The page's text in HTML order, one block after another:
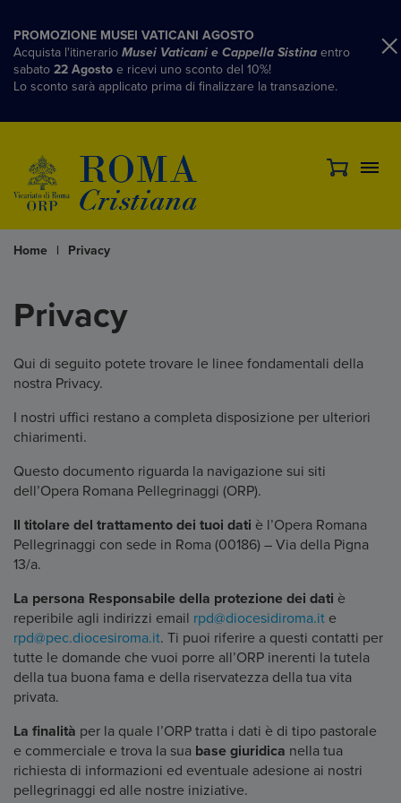
PROMOZIONE MUSEI VATICANI AGOSTO
Acquista l'itinerario Musei Vaticani e Cappella Sistina entro
sabato 22 Agosto e ricevi uno sconto del 10%!
Lo sconto sarà applicato prima di finalizzare la transazione.
Home | Privacy
Privacy
Qui di seguito potete trovare le linee fondamentali della
nostra Privacy.
I nostri uffici restano a completa disposizione per ulteriori
chiarimenti.
Questo documento riguarda la navigazione sui siti
dell’Opera Romana Pellegrinaggi (ORP).
Il titolare del trattamento dei tuoi dati è l’Opera Romana
Pellegrinaggi con sede in Roma (00186) – Via della Pigna
13/a.
La persona Responsabile della protezione dei dati è
reperibile agli indirizzi email rpd@diocesidiroma.it e
rpd@pec.diocesiroma.it. Ti puoi riferire a questi contatti per
tutte le domande che vuoi porre all’ORP inerenti la tutela
della tua buona fama e della riservatezza della tua vita
privata.
La finalità per la quale l’ORP tratta i dati è di tipo pastorale
e commerciale e trova la sua base giuridica nella tua
richiesta di informazioni ed eventuale adesione ai nostri
pellegrinaggi ed alle nostre iniziative.